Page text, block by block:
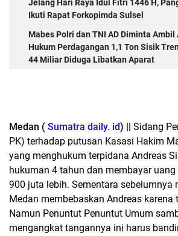
Jelang Hari Raya Idul Fitri 1446 H,
Ikuti Rapat Forkopimda Sulsel
Mabes Polri dan TNI AD Diminta Ambil
Hukum Perdagangan 1,1 Ton Sisik
44 Miliar Diduga Libatkan Aparat
Medan ( Sumatra daily. id) || Sidang
PK) terhadap putusan Kasasi Hakim
yang menghukum terpidana Andreas
hukuman 4 tahun dan membayar
900 juta lebih. Sementara sebelumnya
Medan membebaskan Andreas karena
Namun Penuntut Penuntut Umum
mengangkat tangannya ini harus